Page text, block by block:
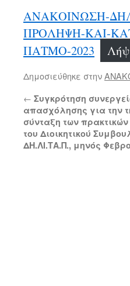
ΑΝΑΚΟΙΝΩΣΗ-
ΠΡΟΛΗΨΗ-ΚΑΙ-
ΠΑΤΜΟ-2023
Δημοσιεύθηκε στην
← Συγκρότηση
απασχόλησης για την
σύνταξη των
του Διοικητικού
ΔΗ.ΛΙ.ΤΑ.Π., μηνός